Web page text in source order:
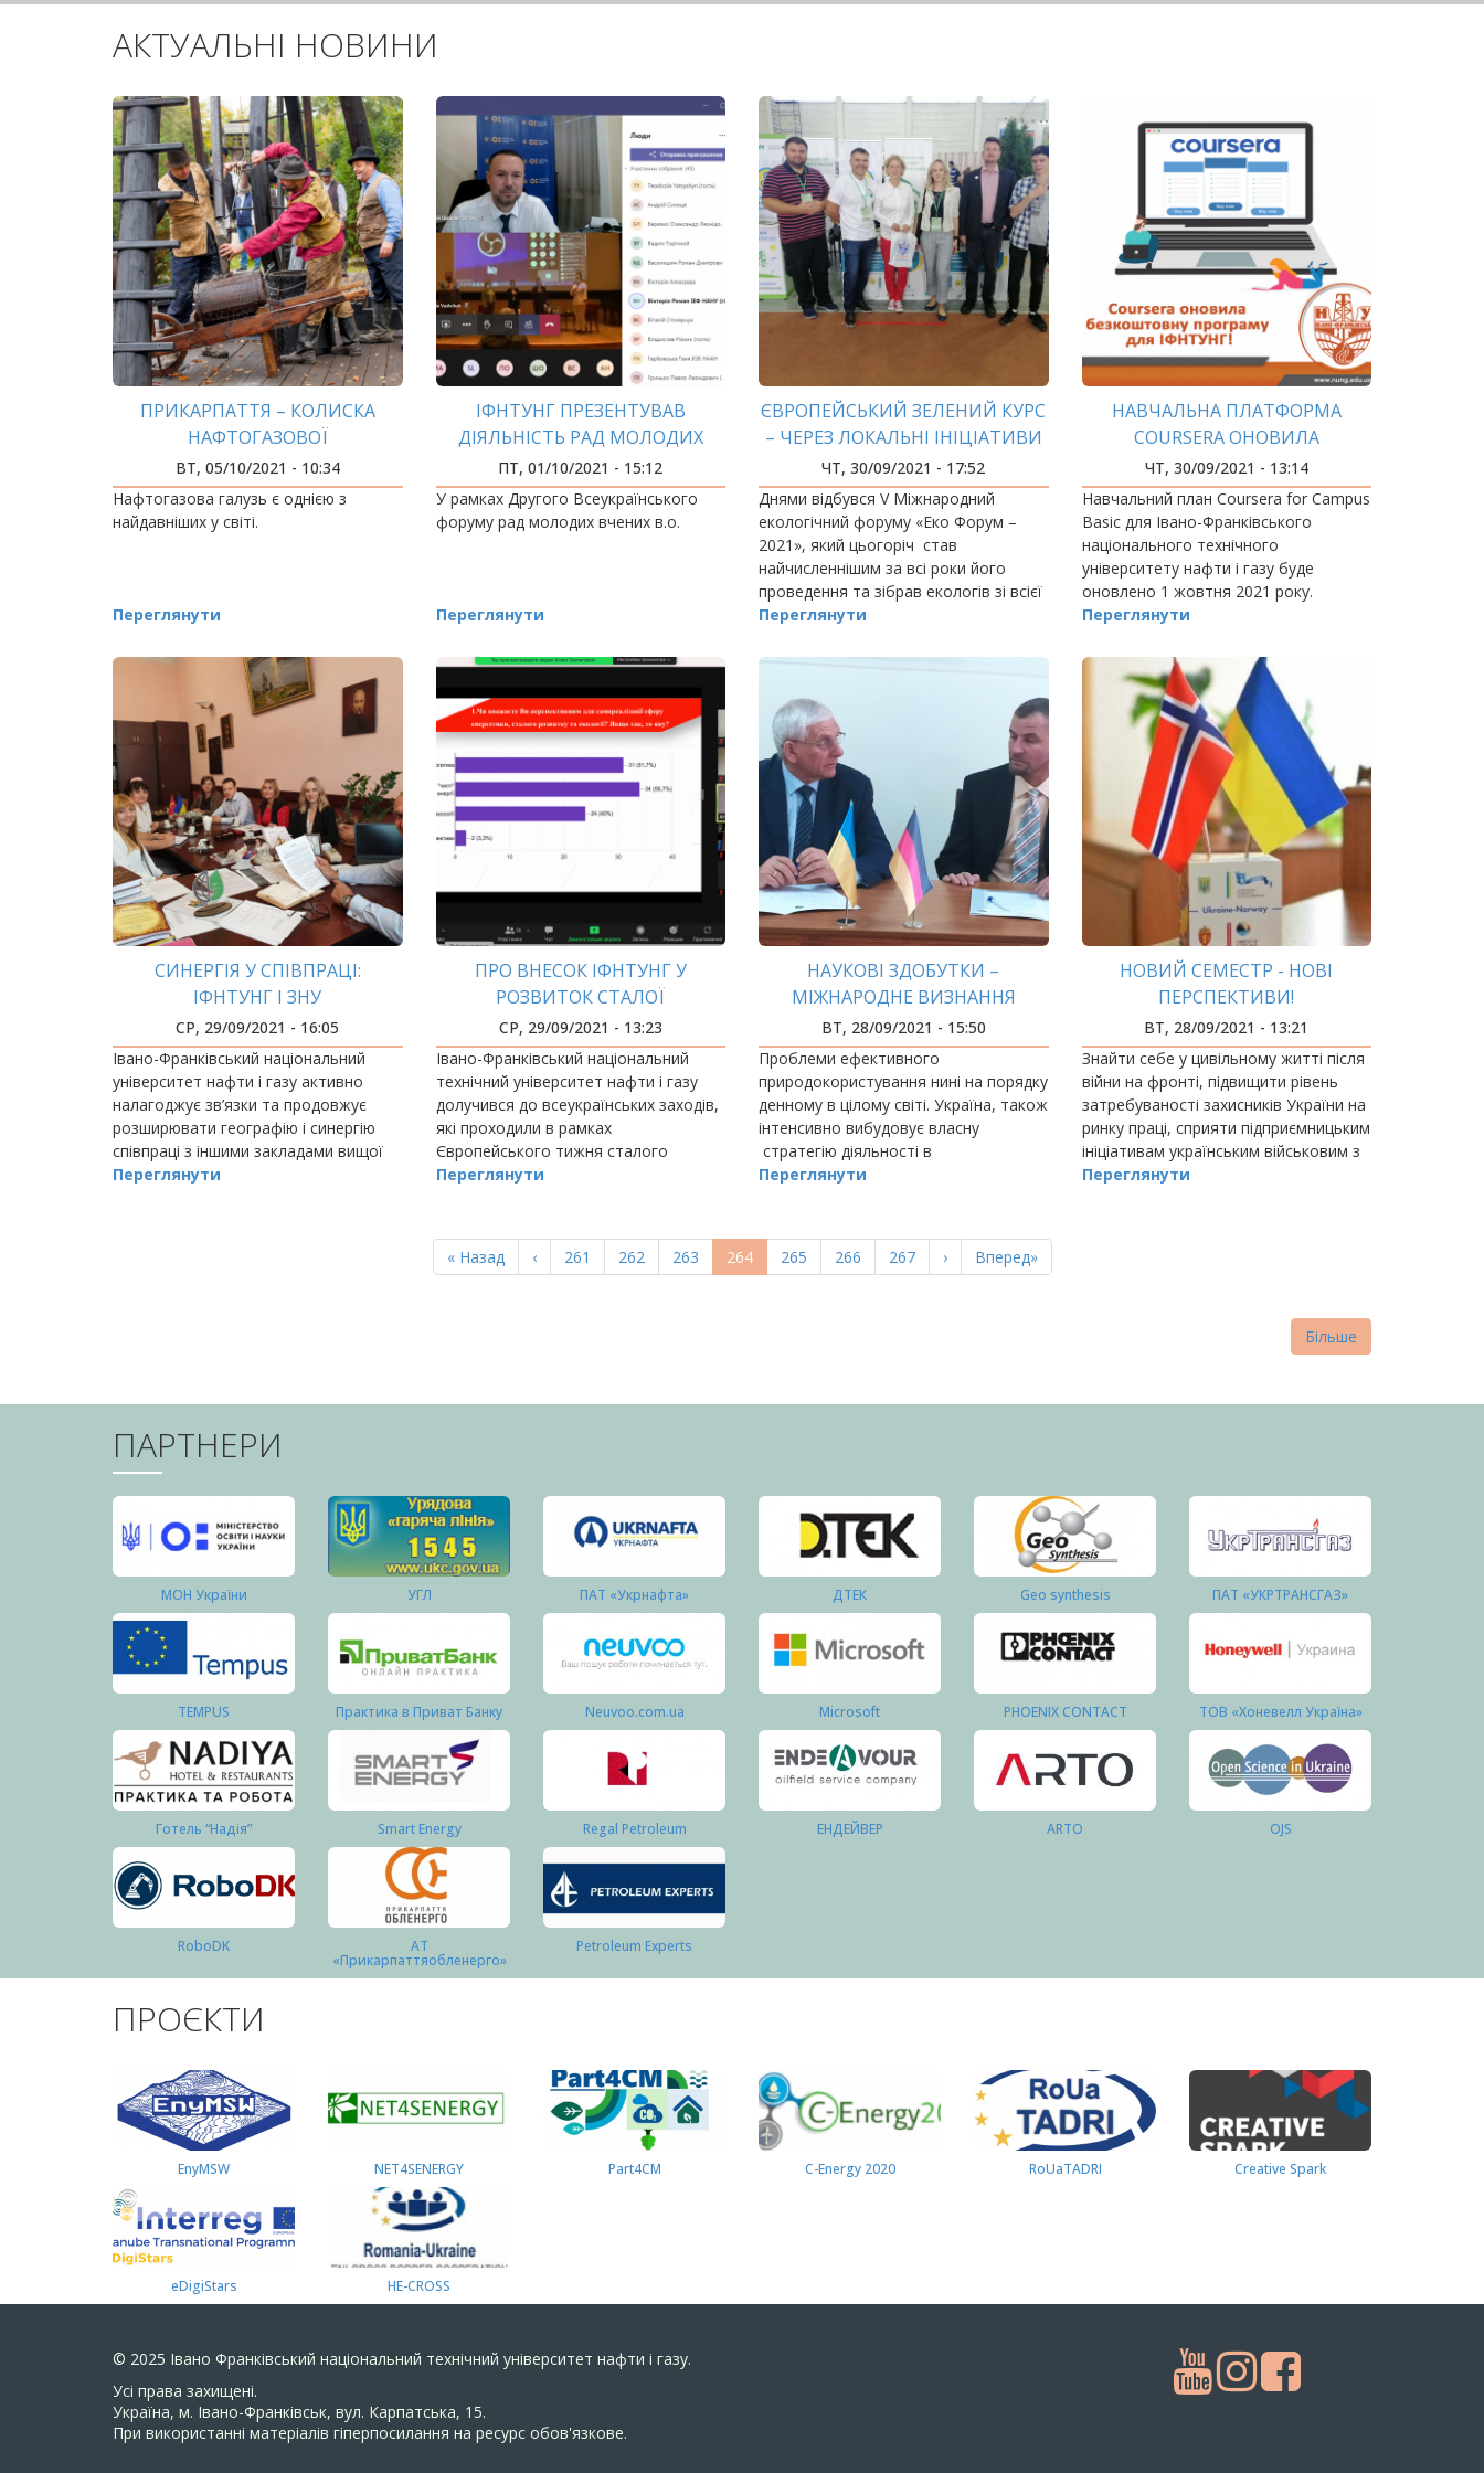
АКТУАЛЬНІ НОВИНИ
ПРИКАРПАТТЯ – КОЛИСКА
НАФТОГАЗОВОЇ
ПРОМИСЛОВОСТІ ЄВРОПИ
ВТ, 05/10/2021 - 10:34
Нафтогазова галузь є однією з
найдавніших у світі.
Переглянути
ІФНТУНГ ПРЕЗЕНТУВАВ
ДІЯЛЬНІСТЬ РАД МОЛОДИХ
УЧЕНИХ ПРИКАРПАТТЯ
ПТ, 01/10/2021 - 15:12
У рамках Другого Всеукраїнського
форуму рад молодих вчених в.о.
Переглянути
ЄВРОПЕЙСЬКИЙ ЗЕЛЕНИЙ КУРС
– ЧЕРЕЗ ЛОКАЛЬНІ ІНІЦІАТИВИ
ЧТ, 30/09/2021 - 17:52
Днями відбувся V Міжнародний
екологічний форуму «Еко Форум –
2021», який цьогоріч став
найчисленнішим за всі роки його
проведення та зібрав екологів зі всієї
України, експертів з питань охорони
Переглянути
НАВЧАЛЬНА ПЛАТФОРМА
COURSERA ОНОВИЛА
БЕЗКОШТОВНУ ПРОГРАМУ ДЛЯ
ІФНТУНГ!
ЧТ, 30/09/2021 - 13:14
Навчальний план Coursera for Campus
Basic для Івано-Франківського
національного технічного
університету нафти і газу буде
оновлено 1 жовтня 2021 року.
Переглянути
СИНЕРГІЯ У СПІВПРАЦІ:
ІФНТУНГ І ЗНУ
СР, 29/09/2021 - 16:05
Івано-Франківський національний
університет нафти і газу активно
налагоджує зв’язки та продовжує
розширювати географію і синергію
співпраці з іншими закладами вищої
освіти.
Переглянути
ПРО ВНЕСОК ІФНТУНГ У
РОЗВИТОК СТАЛОЇ
ЕНЕРГЕТИЧНОЇ ОСВІТИ
СР, 29/09/2021 - 13:23
Івано-Франківський національний
технічний університет нафти і газу
долучився до всеукраїнських заходів,
які проходили в рамках
Європейського тижня сталого
розвитку.
Переглянути
НАУКОВІ ЗДОБУТКИ –
МІЖНАРОДНЕ ВИЗНАННЯ
ВТ, 28/09/2021 - 15:50
Проблеми ефективного
природокористування нині на порядку
денному в цілому світі. Україна, також
інтенсивно вибудовує власну
стратегію діяльності в
енергетичному секторі, відповідну
Переглянути
НОВИЙ СЕМЕСТР - НОВІ
ПЕРСПЕКТИВИ!
ВТ, 28/09/2021 - 13:21
Знайти себе у цивільному житті після
війни на фронті, підвищити рівень
затребуваності захисників України на
ринку праці, сприяти підприємницьким
ініціативам українським військовим з
2015 року допомагають безкоштовні
Переглянути
Перша
сторінка
« Назад
Попередня
сторінка
‹ Page
261 Page
262 Page
263
Поточна
сторінка
264 Page
265 Page
266 Page
267
Наступна
сторінка
›
Остання
сторінка
Вперед»
Більше
ПАРТНЕРИ
МОН України УГЛ ПАТ «Укрнафта» ДТЕК Geo synthesis ПАТ «УКРТРАНСГАЗ»
TEMPUS Практика в Приват Банку Neuvoo.com.ua Microsoft PHOENIX CONTACT ТОВ «Хоневелл Україна»
Готель “Надія” Smart Energy Regal Petroleum ЕНДЕЙВЕР ARTO OJS
RoboDK АТ
«Прикарпаттяобленерго»
Petroleum Experts
ПРОЄКТИ
EnyMSW NET4SENERGY Part4СМ C-Energy 2020 RoUaTADRI Creative Spark
eDigiStars HE-CROSS
© 2025 Івано Франківський національний технічний університет нафти і газу.
Усi права захищенi.
Україна, м. Івано-Франківськ, вул. Карпатська, 15.
При використанні матеріалів гіперпосилання на ресурс обов'язкове.